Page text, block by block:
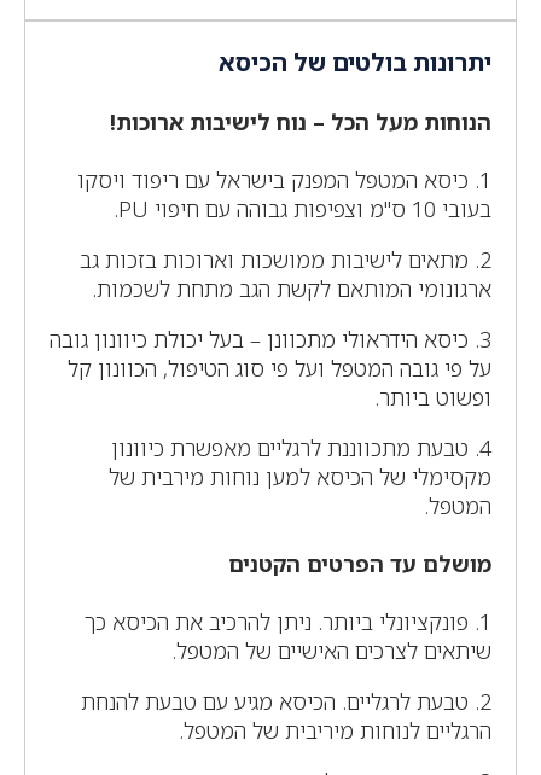
יתרונות בולטים של הכיסא
הנוחות מעל הכל – נוח לישיבות ארוכות!
1. כיסא המטפל המפנק בישראל עם ריפוד ויסקו
בעובי 10 ס"מ וצפיפות גבוהה עם חיפוי PU.
2. מתאים לישיבות ממושכות וארוכות בזכות גב
ארגונומי המותאם לקשת הגב מתחת לשכמות.
3. כיסא הידראולי מתכוונן – בעל יכולת כיוונון גובה
על פי גובה המטפל ועל פי סוג הטיפול, הכוונון קל
ופשוט ביותר.
4. טבעת מתכווננת לרגליים מאפשרת כיוונון
מקסימלי של הכיסא למען נוחות מירבית של
המטפל.
מושלם עד הפרטים הקטנים
1. פונקציונלי ביותר. ניתן להרכיב את הכיסא כך
שיתאים לצרכים האישיים של המטפל.
2. טבעת לרגליים. הכיסא מגיע עם טבעת להנחת
הרגליים לנוחות מיריבית של המטפל.